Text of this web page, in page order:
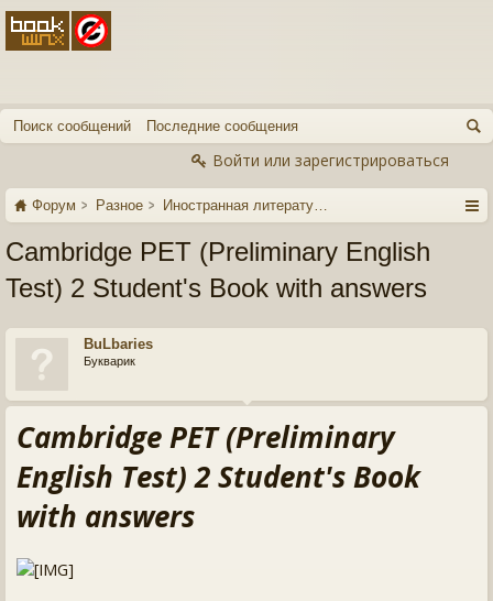
Поиск сообщений Последние сообщения
Войти или зарегистрироваться
Форум Разное Иностранная литература
Cambridge PET (Preliminary English
Test) 2 Student's Book with answers
BuLbaries
Букварик
Cambridge PET (Preliminary
English Test) 2 Student's Book
with answers